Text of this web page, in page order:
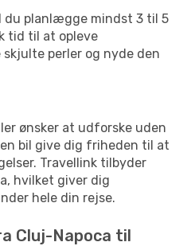
du planlægge mindst 3 til 5
tid til at opleve
perler og nyde den
ønsker at udforske uden
bil give dig friheden til at
Travellink tilbyder
hvilket giver dig
hele din rejse.
Cluj-Napoca til